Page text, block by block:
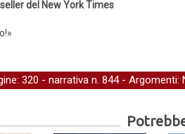
del New York Times
320 - narrativa n. 844 - Argomenti: